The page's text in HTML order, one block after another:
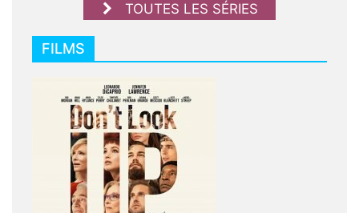
TOUTES LES SÉRIES
FILMS